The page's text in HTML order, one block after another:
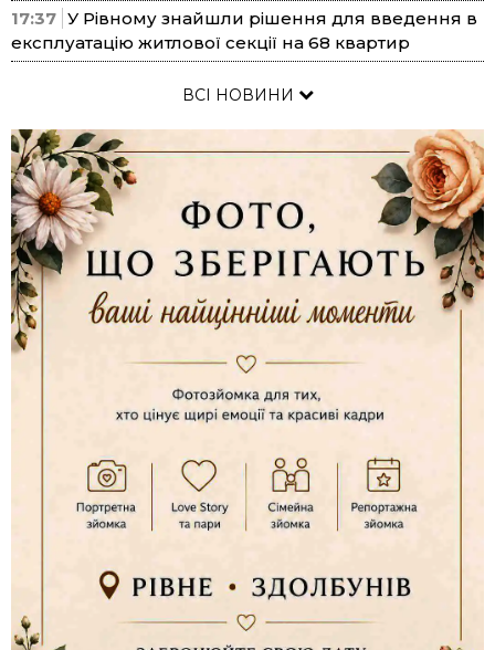
17:37 У Рівному знайшли рішення для введення в
експлуатацію житлової секції на 68 квартир
ВСІ НОВИНИ